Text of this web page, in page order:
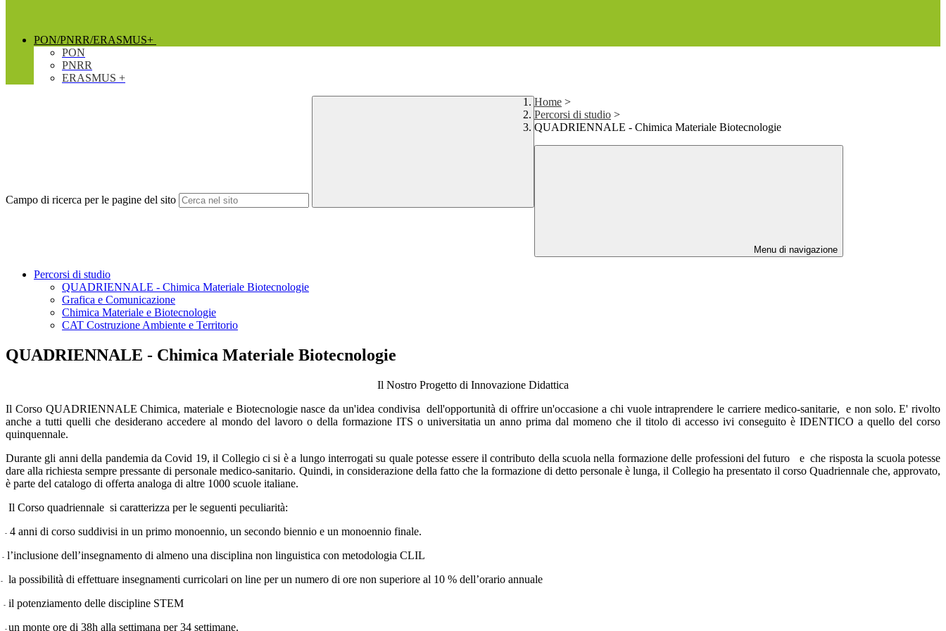
PON/PNRR/ERASMUS+
PON
PNRR
ERASMUS +
Campo di ricerca per le pagine del sito
Home >
Percorsi di studio >
QUADRIENNALE - Chimica Materiale Biotecnologie
Menu di navigazione
Percorsi di studio
QUADRIENNALE - Chimica Materiale Biotecnologie
Grafica e Comunicazione
Chimica Materiale e Biotecnologie
CAT Costruzione Ambiente e Territorio
QUADRIENNALE - Chimica Materiale Biotecnologie
Il Nostro Progetto di Innovazione Didattica
Il Corso QUADRIENNALE Chimica, materiale e Biotecnologie nasce da un'idea condivisa dell'opportunità di offrire un'occasione a chi vuole intraprendere le carriere medico-sanitarie, e non solo. E' rivolto
anche a tutti quelli che desiderano accedere al mondo del lavoro o della formazione ITS o universitatia un anno prima dal momeno che il titolo di accesso ivi conseguito è IDENTICO a quello del corso
quinquennale.
Durante gli anni della pandemia da Covid 19, il Collegio ci si è a lungo interrogati su quale potesse essere il contributo della scuola nella formazione delle professioni del futuro e che risposta la scuola potesse
dare alla richiesta sempre pressante di personale medico-sanitario. Quindi, in considerazione della fatto che la formazione di detto personale è lunga, il Collegio ha presentato il corso Quadriennale che, approvato,
è parte del catalogo di offerta analoga di altre 1000 scuole italiane.
Il Corso quadriennale si caratterizza per le seguenti peculiarità:
4 anni di corso suddivisi in un primo monoennio, un secondo biennio e un monoennio finale.
l’inclusione dell’insegnamento di almeno una disciplina non linguistica con metodologia CLIL
la possibilità di effettuare insegnamenti curricolari on line per un numero di ore non superiore al 10 % dell’orario annuale
il potenziamento delle discipline STEM
un monte ore di 38h alla settimana per 34 settimane.